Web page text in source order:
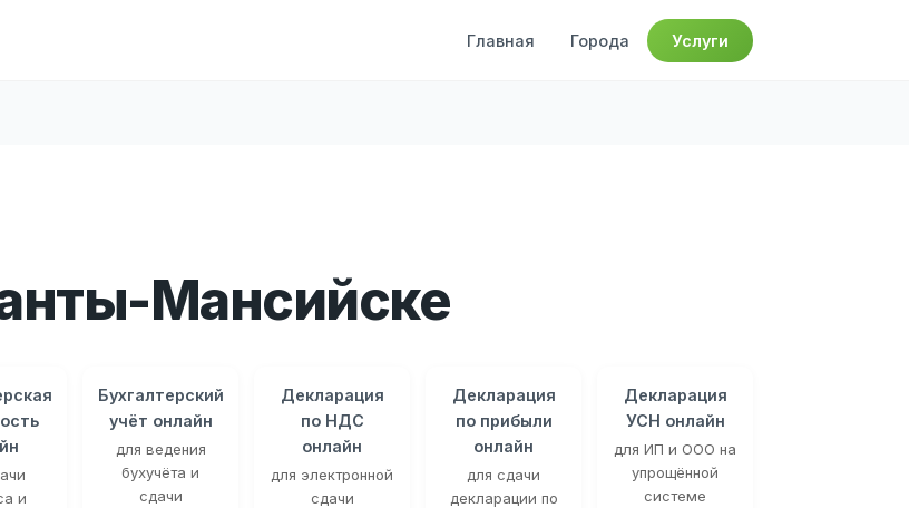
Главная Города Услуги
Мансийске
и
Бухгалтерский
учёт онлайн
для ведения
бухучёта и
сдачи
Декларация
по НДС
онлайн
для электронной
сдачи
Декларация
по прибыли
онлайн
для сдачи
декларации по
Декларация
УСН онлайн
для ИП и ООО на
упрощённой
системе